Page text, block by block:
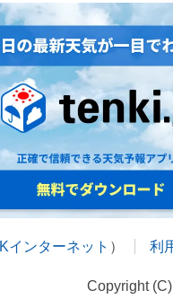
インターネット ） 利
Copyright